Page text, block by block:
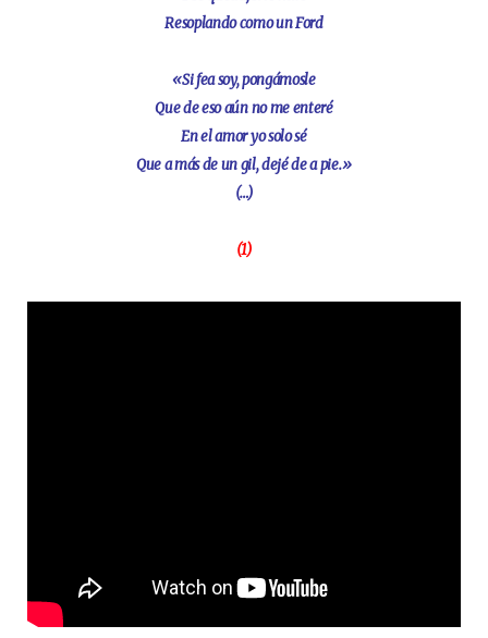
Resoplando como un Ford
«Si fea soy, pongámosle
Que de eso aún no me enteré
En el amor yo solo sé
Que a más de un gil, dejé de a pie.»
(…)
(1)